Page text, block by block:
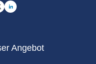
Angebot